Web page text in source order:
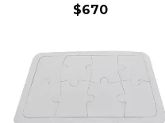
$670